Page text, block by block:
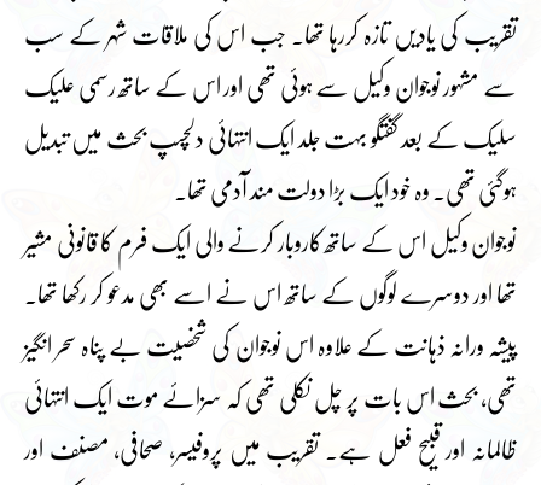
تقریب کی یادیں تازہ کررہا تھا۔ جب اس کی ملاقات شہر کے سب
سے مشہور نوجوان وکیل سے ہوئی تھی اور اس کے ساتھ رسمی علیک
سلیک کے بعد گفتگو بہت جلد ایک انتہائی دلچسپ بحث میں تبدیل
ہوگئی تھی۔ وہ خود ایک بڑا دولت مند آدمی تھا۔
نوجوان وکیل اس کے ساتھ کاروبار کرنے والی ایک فرم کا قانونی مشیر
تھا اور دوسرے لوگوں کے ساتھ اس نے اسے بھی مدعو کر رکھا تھا۔
پیشہ ورانہ ذہانت کے علاوہ اس نوجوان کی شخصیت بے پناہ سحر انگیز
تھی، بحث اس بات پر چل نکلی تھی کہ سزائے موت ایک انتہائی
ظالمانہ اور قبیح فعل ہے۔ تقریب میں پروفیسر، صحافی، مصنف اور